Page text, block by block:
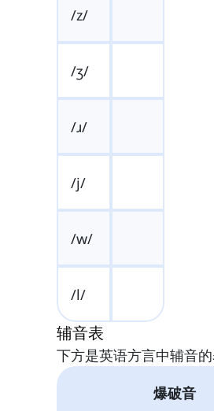
/z/
/ʒ/
/ɹ/
/j/
/w/
/l/
辅音表
下方是英语方言中辅音
爆破音